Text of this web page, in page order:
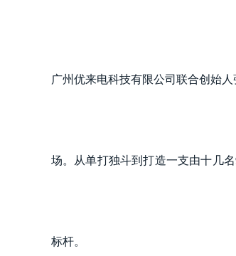
广州优来电科技有限公司联合创始
场。从单打独斗到打造一支由十几
标杆。